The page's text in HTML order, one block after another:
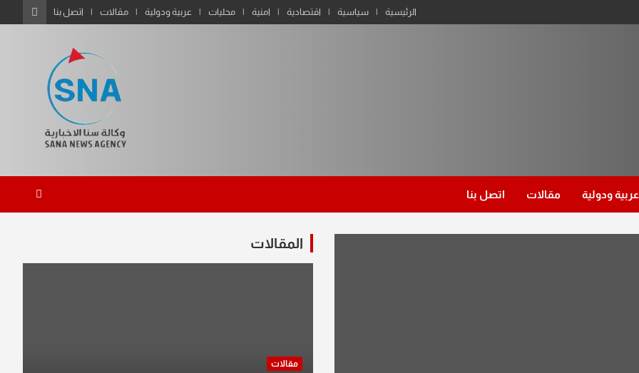
الرئيسية سياسية اقتصادية امنية محليات عربية ودولية مقالات اتصل بنا
عربية ودولية مقالات اتصل بنا
المقالات
مقالات